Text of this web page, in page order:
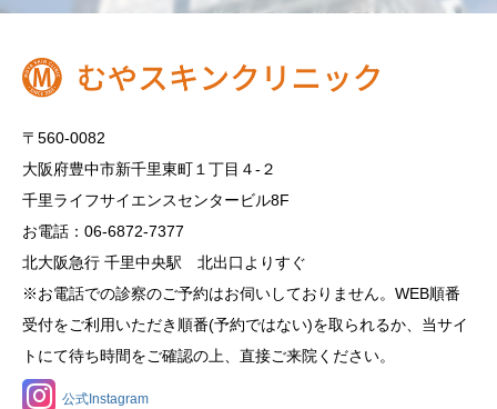
〒560-0082
大阪府豊中市新千里東町１丁目４‐２
千里ライフサイエンスセンタービル8F
お電話：06-6872-7377
北大阪急行 千里中央駅 北出口よりすぐ
※お電話での診察のご予約はお伺いしておりません。WEB順番
受付をご利用いただき順番(予約ではない)を取られるか、当サイ
トにて待ち時間をご確認の上、直接ご来院ください。
公式Instagram